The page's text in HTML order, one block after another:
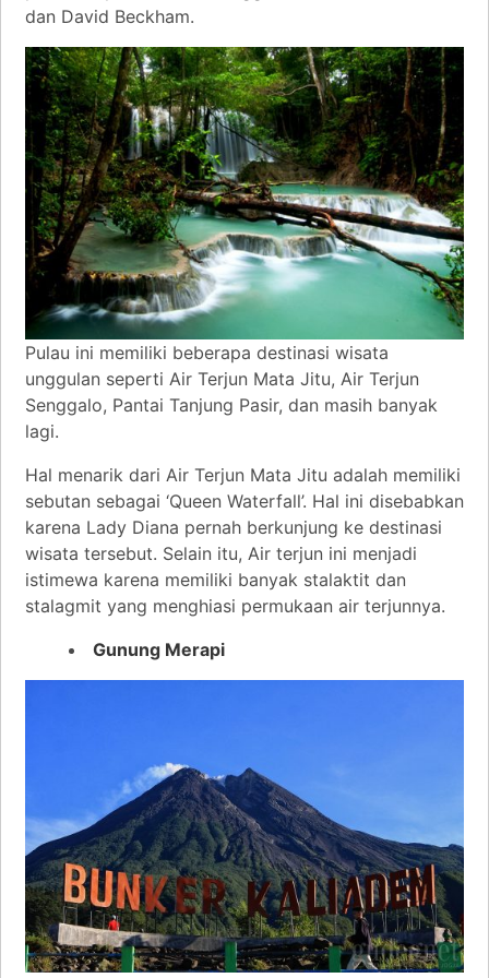
dan David Beckham.
Pulau ini memiliki beberapa destinasi wisata
unggulan seperti Air Terjun Mata Jitu, Air Terjun
Senggalo, Pantai Tanjung Pasir, dan masih banyak
lagi.
Hal menarik dari Air Terjun Mata Jitu adalah memiliki
sebutan sebagai ‘Queen Waterfall’. Hal ini disebabkan
karena Lady Diana pernah berkunjung ke destinasi
wisata tersebut. Selain itu, Air terjun ini menjadi
istimewa karena memiliki banyak stalaktit dan
stalagmit yang menghiasi permukaan air terjunnya.
Gunung Merapi